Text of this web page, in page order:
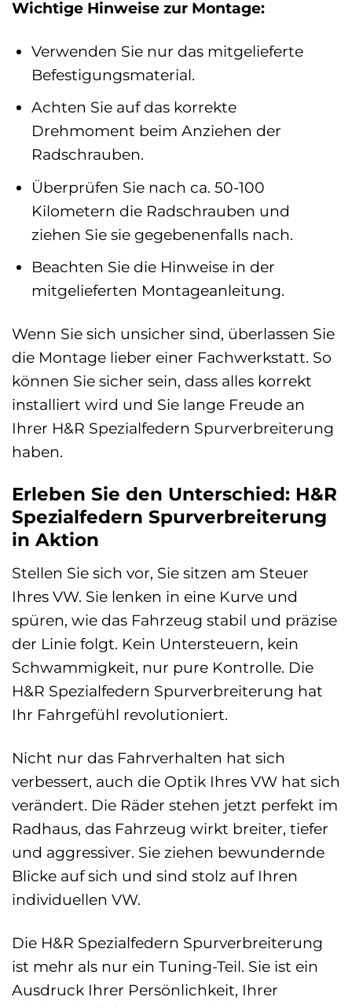
Wichtige Hinweise zur Montage:
Verwenden Sie nur das mitgelieferte
Befestigungsmaterial.
Achten Sie auf das korrekte
Drehmoment beim Anziehen der
Radschrauben.
Überprüfen Sie nach ca. 50-100
Kilometern die Radschrauben und
ziehen Sie sie gegebenenfalls nach.
Beachten Sie die Hinweise in der
mitgelieferten Montageanleitung.
Wenn Sie sich unsicher sind, überlassen Sie
die Montage lieber einer Fachwerkstatt. So
können Sie sicher sein, dass alles korrekt
installiert wird und Sie lange Freude an
Ihrer H&R Spezialfedern Spurverbreiterung
haben.
Erleben Sie den Unterschied: H&R
Spezialfedern Spurverbreiterung
in Aktion
Stellen Sie sich vor, Sie sitzen am Steuer
Ihres VW. Sie lenken in eine Kurve und
spüren, wie das Fahrzeug stabil und präzise
der Linie folgt. Kein Untersteuern, kein
Schwammigkeit, nur pure Kontrolle. Die
H&R Spezialfedern Spurverbreiterung hat
Ihr Fahrgefühl revolutioniert.
Nicht nur das Fahrverhalten hat sich
verbessert, auch die Optik Ihres VW hat sich
verändert. Die Räder stehen jetzt perfekt im
Radhaus, das Fahrzeug wirkt breiter, tiefer
und aggressiver. Sie ziehen bewundernde
Blicke auf sich und sind stolz auf Ihren
individuellen VW.
Die H&R Spezialfedern Spurverbreiterung
ist mehr als nur ein Tuning-Teil. Sie ist ein
Ausdruck Ihrer Persönlichkeit, Ihrer